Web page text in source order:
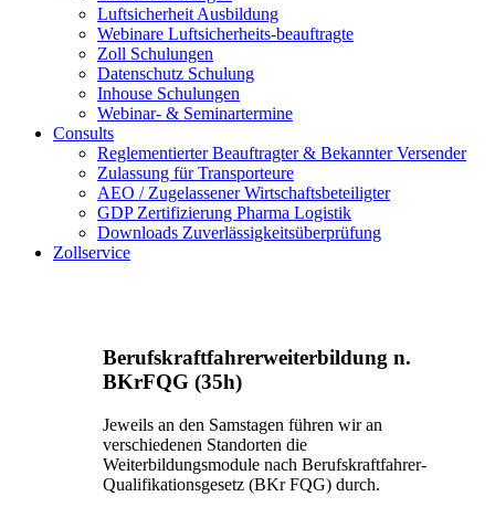
Luftsicherheit Ausbildung
Webinare Luftsicherheits-beauftragte
Zoll Schulungen
Datenschutz Schulung
Inhouse Schulungen
Webinar- & Seminartermine
Consults
Reglementierter Beauftragter & Bekannter Versender
Zulassung für Transporteure
AEO / Zugelassener Wirtschaftsbeteiligter
GDP Zertifizierung Pharma Logistik
Downloads Zuverlässigkeitsüberprüfung
Zollservice
Berufskraftfahrerweiterbildung n.
BKrFQG (35h)
Jeweils an den Samstagen führen wir an
verschiedenen Standorten die
Weiterbildungsmodule nach Berufskraftfahrer-
Qualifikationsgesetz (BKr FQG) durch.